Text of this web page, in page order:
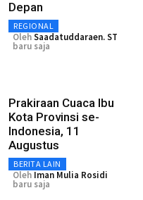
Depan
REGIONAL
OlehSaadatuddaraen. ST
baru saja
Prakiraan Cuaca Ibu
Kota Provinsi se-
Indonesia, 11
Augustus
BERITA LAIN
Oleh Iman Mulia Rosidi
baru saja